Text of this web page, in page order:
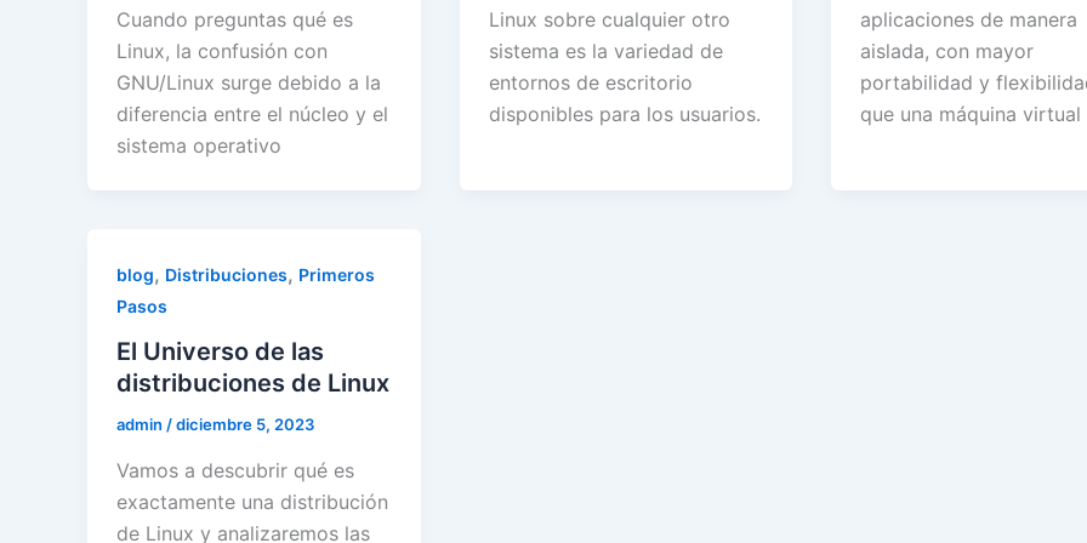
Cuando preguntas qué es
Linux, la confusión con
GNU/Linux surge debido a la
diferencia entre el núcleo y el
sistema operativo
Linux sobre cualquier otro
sistema es la variedad de
entornos de escritorio
disponibles para los usuarios.
aplicaciones de manera
aislada, con mayor
portabilidad y
que una máquina virtual
blog, Distribuciones, Primeros
Pasos
El Universo de las
distribuciones de Linux
admin /diciembre 5, 2023
Vamos a descubrir qué es
exactamente una distribución
de Linux y analizaremos las